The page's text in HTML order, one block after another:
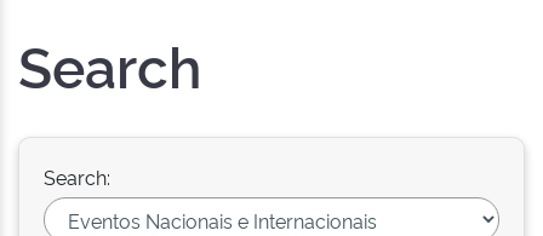
Search
Search: